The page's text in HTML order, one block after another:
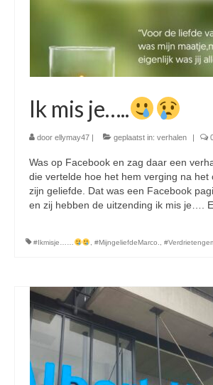
Ik mis je…..
door ellymay47 | geplaatst in: verhalen |
Was op Facebook en zag daar een
die vertelde hoe het hem verging na het
zijn geliefde. Dat was een Facebook
en zij hebben de uitzending ik mis je….
#Ikmisje…… #MijngeliefdeMarco.